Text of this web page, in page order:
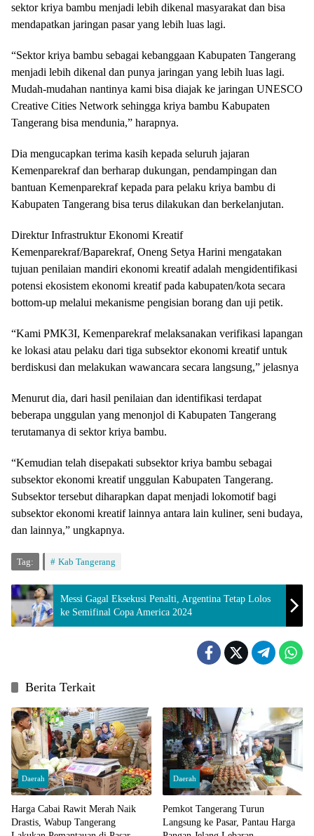
sektor kriya bambu menjadi lebih dikenal masyarakat dan bisa
mendapatkan jaringan pasar yang lebih luas lagi.
“Sektor kriya bambu sebagai kebanggaan Kabupaten Tangerang
menjadi lebih dikenal dan punya jaringan yang lebih luas lagi.
Mudah-mudahan nantinya kami bisa diajak ke jaringan UNESCO
Creative Cities Network sehingga kriya bambu Kabupaten
Tangerang bisa mendunia,” harapnya.
Dia mengucapkan terima kasih kepada seluruh jajaran
Kemenparekraf dan berharap dukungan, pendampingan dan
bantuan Kemenparekraf kepada para pelaku kriya bambu di
Kabupaten Tangerang bisa terus dilakukan dan berkelanjutan.
Direktur Infrastruktur Ekonomi Kreatif
Kemenparekraf/Baparekraf, Oneng Setya Harini mengatakan
tujuan penilaian mandiri ekonomi kreatif adalah mengidentifikasi
potensi ekosistem ekonomi kreatif pada kabupaten/kota secara
bottom-up melalui mekanisme pengisian borang dan uji petik.
“Kami PMK3I, Kemenparekraf melaksanakan verifikasi lapangan
ke lokasi atau pelaku dari tiga subsektor ekonomi kreatif untuk
berdiskusi dan melakukan wawancara secara langsung,” jelasnya
Menurut dia, dari hasil penilaian dan identifikasi terdapat
beberapa unggulan yang menonjol di Kabupaten Tangerang
terutamanya di sektor kriya bambu.
“Kemudian telah disepakati subsektor kriya bambu sebagai
subsektor ekonomi kreatif unggulan Kabupaten Tangerang.
Subsektor tersebut diharapkan dapat menjadi lokomotif bagi
subsektor ekonomi kreatif lainnya antara lain kuliner, seni budaya,
dan lainnya,” ungkapnya.
Tag: Kab Tangerang
Messi Gagal Eksekusi Penalti, Argentina Tetap Lolos
ke Semifinal Copa America 2024
Berita Terkait
Daerah
Harga Cabai Rawit Merah Naik
Drastis, Wabup Tangerang
Daerah
Pemkot Tangerang Turun
Langsung ke Pasar, Pantau Harga